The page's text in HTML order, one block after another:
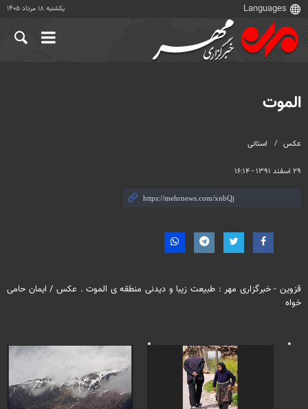
یکشنبه ۱۸ مرداد ۱۴۰۵
عکس استانی
۲۹ اسفند ۱۳۹۱ - ۱۶:۱۴
الموت
قزوین - خبرگزاری مهر : طبیعت زیبا و دیدنی منطقه ی الموت . عکس / ایمان حامی
خواه